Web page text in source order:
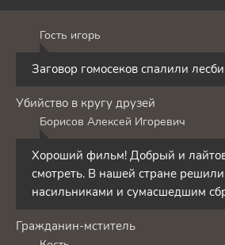
Гость игорь
Заговор гомосеков спалили
Убийство в кругу друзей
Борисов Алексей Игоревич
Хороший фильм! Добрый и лайтовый, приятно
смотреть. В нашей стране
насильниками и сумасшедшим
их на сво заманив
Гражданин-мститель